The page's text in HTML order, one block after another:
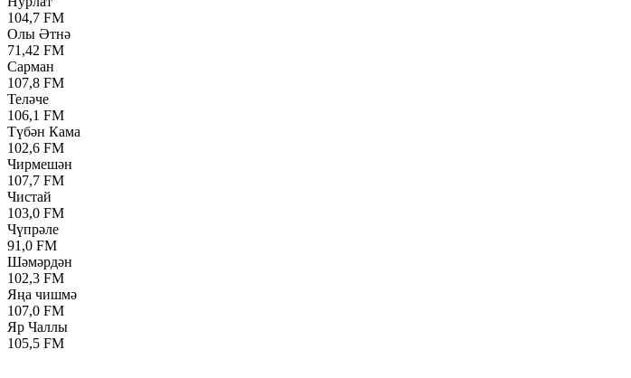
104,7 FM
Олы Әтнә
71,42 FM
Сарман
107,8 FM
Теләче
106,1 FM
Түбән Кама
102,6 FM
Чирмешән
107,7 FM
Чистай
103,0 FM
Чүпрәле
91,0 FM
Шәмәрдән
102,3 FM
Яңа чишмә
107,0 FM
Яр Чаллы
105,5 FM